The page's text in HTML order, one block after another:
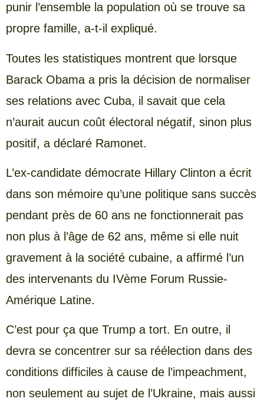
punir l’ensemble la population où se trouve sa
propre famille, a-t-il expliqué.
Toutes les statistiques montrent que lorsque
Barack Obama a pris la décision de normaliser
ses relations avec Cuba, il savait que cela
n’aurait aucun coût électoral négatif, sinon plus
positif, a déclaré Ramonet.
L’ex-candidate démocrate Hillary Clinton a écrit
dans son mémoire qu’une politique sans succès
pendant près de 60 ans ne fonctionnerait pas
non plus à l’âge de 62 ans, même si elle nuit
gravement à la société cubaine, a affirmé l’un
des intervenants du IVème Forum Russie-
Amérique Latine.
C’est pour ça que Trump a tort. En outre, il
devra se concentrer sur sa réélection dans des
conditions difficiles à cause de l’impeachment,
non seulement au sujet de l’Ukraine, mais aussi